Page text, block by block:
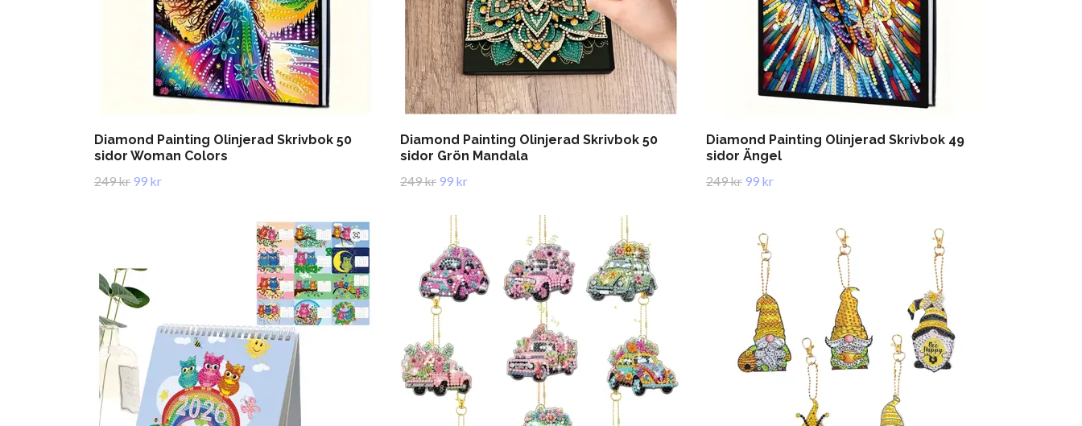
Diamond Painting Olinjerad Skrivbok 50
sidor Woman Colors
249 kr 99 kr
Diamond Painting Olinjerad Skrivbok 50
sidor Grön Mandala
249 kr 99 kr
Diamond Painting Olinjerad Skrivbok 49
sidor Ängel
249 kr 99 kr